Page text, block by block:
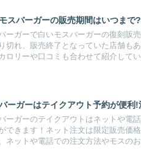
スバーガーの販売期間はいつまで
ーガーで白いモスバーガーの復刻販
切れ、販売終了となっていた店舗も
ロリーや口コミも合わせて紹介してい
ーガーはテイクアウト予約が便利
ーガーのテイクアウトはネットや電
できます！ネット注文は限定販売価
ネットや電話での注文方法やモスの